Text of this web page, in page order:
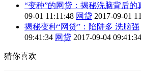
“变种”的网贷：揭秘洗脑背后的
09-01 11:11:48 网贷 2017-09-01
揭秘变种“网贷”：陷阱多 洗脑强
09:41:34 网贷 2017-09-04 09:41:34
猜你喜欢